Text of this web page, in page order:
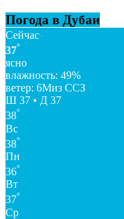
Погода в Дубаи
Сейчас
37°
ясно
влажность: 49%
ветер: 6Миз ССЗ
Ш 37 • Д 37
38°
Вс
38°
Пн
36°
Вт
37°
Ср